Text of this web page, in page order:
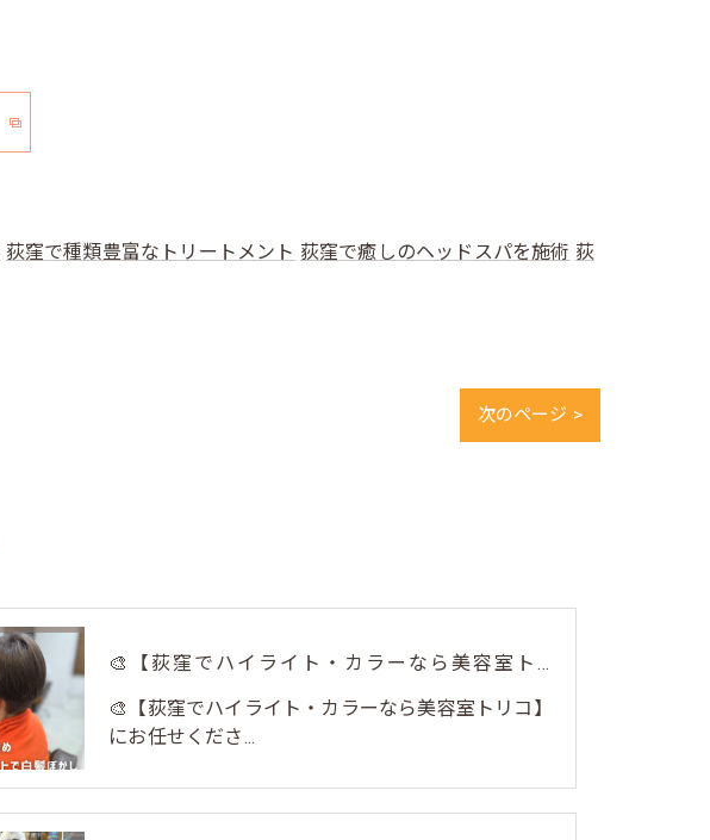
荻窪で種類豊富なトリートメント 荻窪で癒しのヘッドスパを施術 荻
次のページ >
🎨【荻窪でハイライト・カラーなら美容室トリコ】にお任せくださ...
🎨【荻窪でハイライト・カラーなら美容室トリコ】
にお任せくださ...